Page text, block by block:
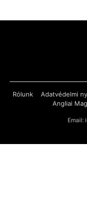
Rólunk Adatvédelmi
Angliai
Email: